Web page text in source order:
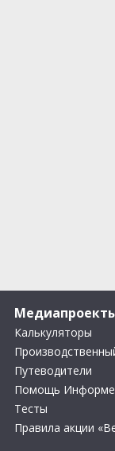
Калькуляторы
Путеводители
Помощь
Тесты
Правила акции